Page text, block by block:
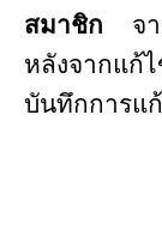
สมาชิก จา
หลังจากแก้
บันทึกการแ